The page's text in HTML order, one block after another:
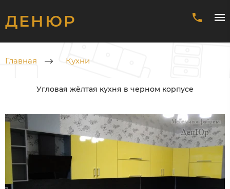
ДЕНЮР
Главная Кухни
Угловая жёлтая кухня в черном корпусе